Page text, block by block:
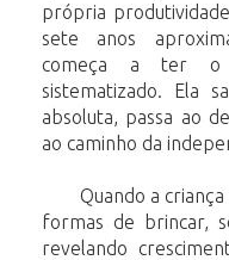
própria
sete anos
começa a ter o
sistematizado. Ela
absoluta, passa ao
ao caminho da
Quando a
formas de brincar,
revelando